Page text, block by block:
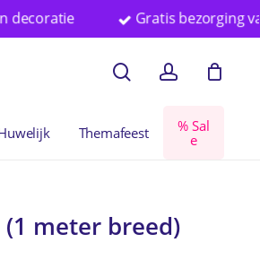
Gratis bezorging vanaf
Themafeest % Sal
e
Close
meter breed)